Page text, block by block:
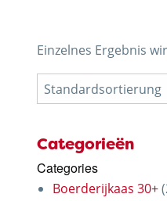
Einzelnes Ergebnis
Categorieën
Categories
Boerderijkaas 30+